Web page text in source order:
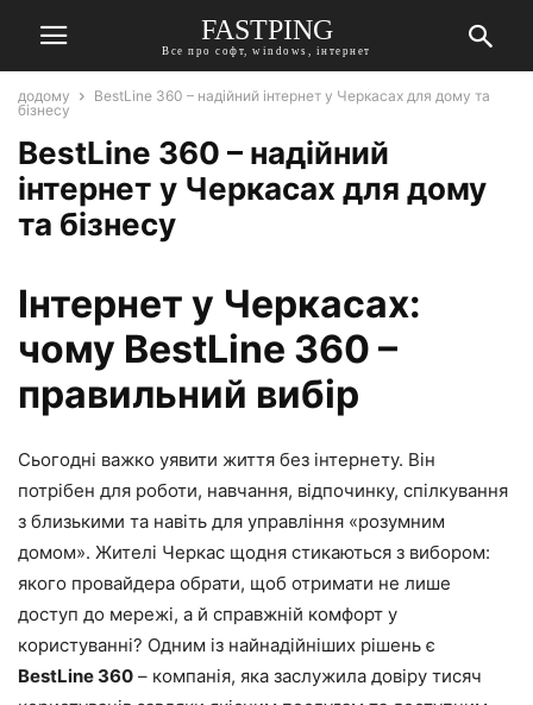
FASTPING
Все про софт, windows, інтернет
додому
BestLine 360 – надійний інтернет у Черкасах для дому та
бізнесу
BestLine 360 – надійний
інтернет у Черкасах для дому
та бізнесу
Інтернет у Черкасах:
чому BestLine 360 –
правильний вибір
Сьогодні важко уявити життя без інтернету. Він
потрібен для роботи, навчання, відпочинку, спілкування
з близькими та навіть для управління «розумним
домом». Жителі Черкас щодня стикаються з вибором:
якого провайдера обрати, щоб отримати не лише
доступ до мережі, а й справжній комфорт у
користуванні? Одним із найнадійніших рішень є
BestLine 360 – компанія, яка заслужила довіру тисяч